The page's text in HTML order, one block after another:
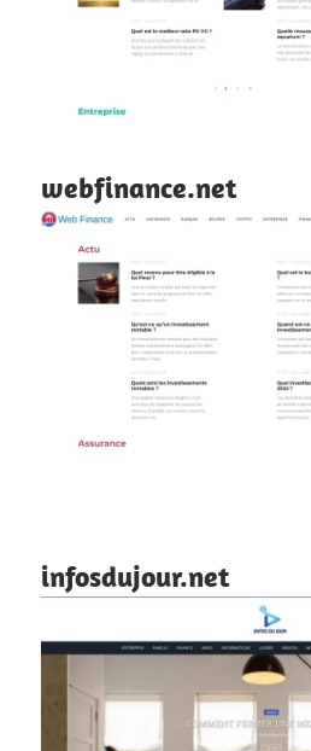
webfinance.net
infosdujour.net